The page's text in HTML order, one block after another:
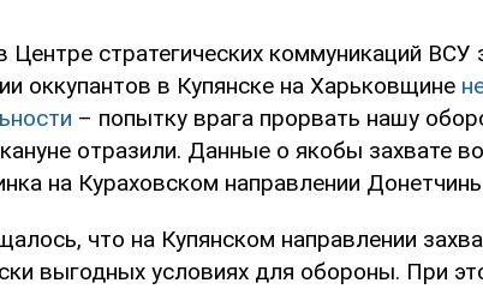
Центре стратегических коммуникаций ВСУ
оккупантов в Купянске на Харьковщине
– попытку врага прорвать нашу
отразили. Данные о якобы захвате
на Кураховском направлении
что на Купянском направлении
выгодных условиях для обороны. При